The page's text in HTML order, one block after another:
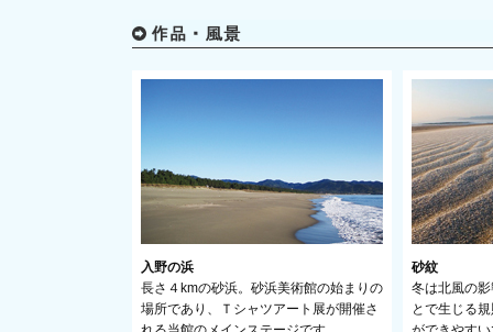
入野の浜
長さ４kmの砂浜。砂浜美術館の始まりの
場所であり、Ｔシャツアート展が開催さ
砂紋
冬は北風の
とで生じる